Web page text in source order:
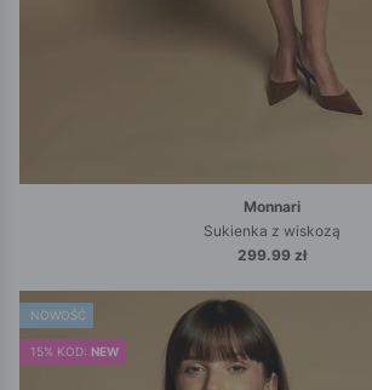
Monnari
Sukienka z wiskozą
299.99 zł
NOWOŚĆ
15% KOD: NEW